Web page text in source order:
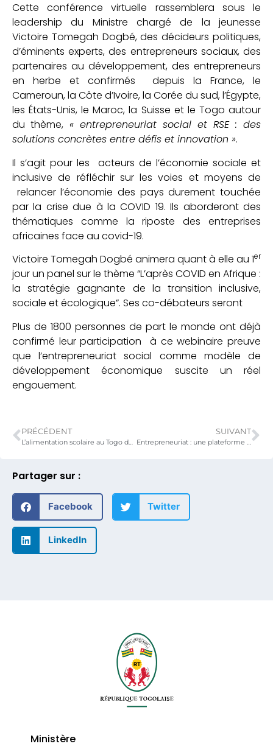
Partager sur :
Facebook Twitter
LinkedIn
Cette conférence virtuelle rassemblera sous le
leadership du Ministre chargé de la jeunesse
Victoire Tomegah Dogbé, des décideurs politiques,
d’éminents experts, des entrepreneurs sociaux, des
partenaires au développement, des entrepreneurs
en herbe et confirmés depuis la France, le
Cameroun, la Côte d’Ivoire, la Corée du sud, l’Égypte,
les États-Unis, le Maroc, la Suisse et le Togo autour
du thème, « entrepreneuriat social et RSE : des
solutions concrètes entre défis et innovation ».
Il s’agit pour les acteurs de l’économie sociale et
inclusive de réfléchir sur les voies et moyens de
relancer l’économie des pays durement touchée
par la crise due à la COVID 19. Ils aborderont des
thématiques comme la riposte des entreprises
africaines face au covid-19.
Victoire Tomegah Dogbé animera quant à elle au 1er
jour un panel sur le thème “L’après COVID en Afrique :
la stratégie gagnante de la transition inclusive,
sociale et écologique”. Ses co-débateurs seront
Plus de 1800 personnes de part le monde ont déjà
confirmé leur participation à ce webinaire preuve
que l’entrepreneuriat social comme modèle de
développement économique suscite un réel
engouement.
PRÉCÉDENT
L’alimentation scolaire au Togo désormais inscrite dans la loi
SUIVANT
Entrepreneuriat : une plateforme numérique pour financer les jeunes entrepreneurs face à la COVID 19
Ministère